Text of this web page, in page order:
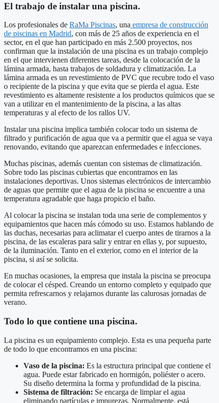
El trabajo de instalar una piscina.
Los profesionales de RaMa Piscinas, una empresa de construcción
de piscinas en Madrid, con más de 25 años de experiencia en el
sector, en el que han participado en más 2.500 proyectos, nos
confirman que la instalación de una piscina es un trabajo complejo
en el que intervienen diferentes tareas, desde la colocación de la
lámina armada, hasta trabajos de soldadura y climatización. La
lámina armada es un revestimiento de PVC que recubre todo el vaso
o recipiente de la piscina y que evita que se pierda el agua. Este
revestimiento es altamente resistente a los productos químicos que se
van a utilizar en el mantenimiento de la piscina, a las altas
temperaturas y al efecto de los rallos UV.
Instalar una piscina implica también colocar todo un sistema de
filtrado y purificación de agua que va a permitir que el agua se vaya
renovando, evitando que aparezcan enfermedades e infecciones.
Muchas piscinas, además cuentan con sistemas de climatización.
Sobre todo las piscinas cubiertas que encontramos en las
instalaciones deportivas. Unos sistemas electrónicos de intercambio
de aguas que permite que el agua de la piscina se encuentre a una
temperatura agradable que haga propicio el baño.
Al colocar la piscina se instalan toda una serie de complementos y
equipamientos que hacen más cómodo su uso. Estamos hablando de
las duchas, necesarias para aclimatar el cuerpo antes de tirarnos a la
piscina, de las escaleras para salir y entrar en ellas y, por supuesto,
de la iluminación. Tanto en el exterior, como en el interior de la
piscina, si así se solicita.
En muchas ocasiones, la empresa que instala la piscina se preocupa
de colocar el césped. Creando un entorno completo y equipado que
permita refrescarnos y relajarnos durante las calurosas jornadas de
verano.
Todo lo que contiene una piscina.
La piscina es un equipamiento complejo. Esta es una pequeña parte
de todo lo que encontramos en una piscina:
Vaso de la piscina: Es la estructura principal que contiene el
agua. Puede estar fabricado en hormigón, poliéster o acero.
Su diseño determina la forma y profundidad de la piscina.
Sistema de filtración: Se encarga de limpiar el agua
eliminando partículas e impurezas. Normalmente, está